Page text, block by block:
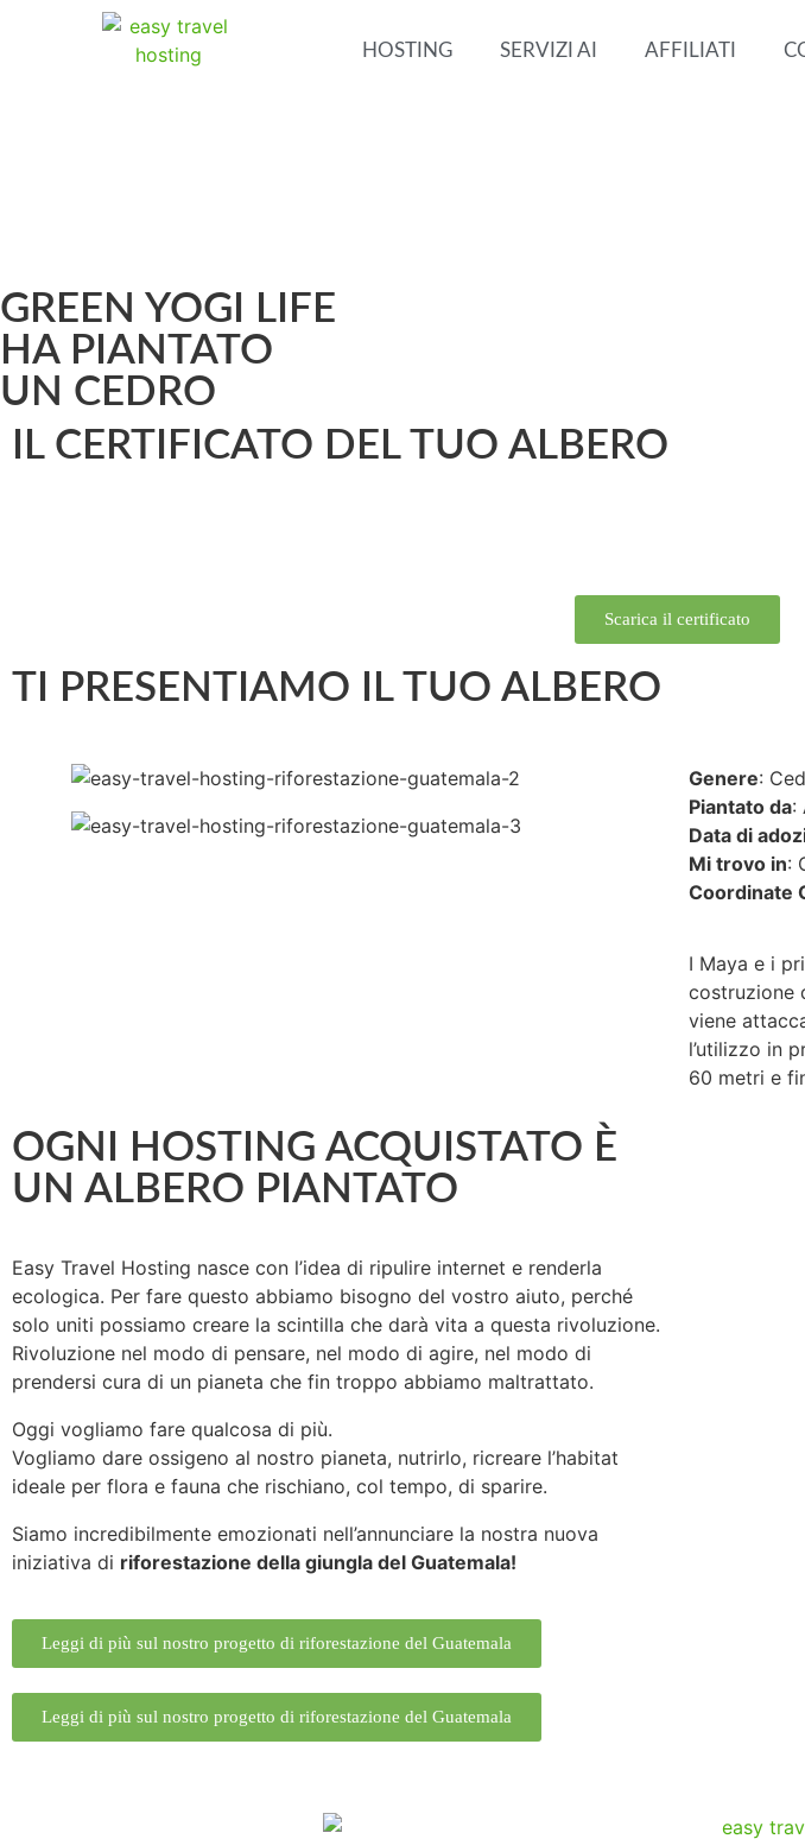
HOSTING SERVIZI AI AFFILIATI
GREEN YOGI LIFE
HA PIANTATO
UN CEDRO
IL CERTIFICATO DEL TUO ALBERO
Scarica il certificato
TI PRESENTIAMO IL TUO ALBERO
Genere:
Piantato da:
Data di
Mi trovo in:
Coordinate
I Maya e i
costruzione
viene
l’utilizzo in
60 metri e
OGNI HOSTING ACQUISTATO È
UN ALBERO PIANTATO
Easy Travel Hosting nasce con l’idea di ripulire internet e renderla
ecologica. Per fare questo abbiamo bisogno del vostro aiuto, perché
solo uniti possiamo creare la scintilla che darà vita a questa rivoluzione.
Rivoluzione nel modo di pensare, nel modo di agire, nel modo di
prendersi cura di un pianeta che fin troppo abbiamo maltrattato.
Oggi vogliamo fare qualcosa di più.
Vogliamo dare ossigeno al nostro pianeta, nutrirlo, ricreare l’habitat
ideale per flora e fauna che rischiano, col tempo, di sparire.
Siamo incredibilmente emozionati nell’annunciare la nostra nuova
iniziativa di riforestazione della giungla del Guatemala!
Leggi di più sul nostro progetto di riforestazione del Guatemala
Leggi di più sul nostro progetto di riforestazione del Guatemala